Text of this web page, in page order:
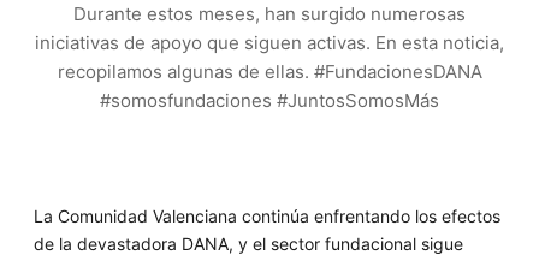
Durante estos meses, han surgido numerosas
iniciativas de apoyo que siguen activas. En esta noticia,
recopilamos algunas de ellas. #FundacionesDANA
#somosfundaciones #JuntosSomosMás
La Comunidad Valenciana continúa enfrentando los efectos
de la devastadora DANA, y el sector fundacional sigue